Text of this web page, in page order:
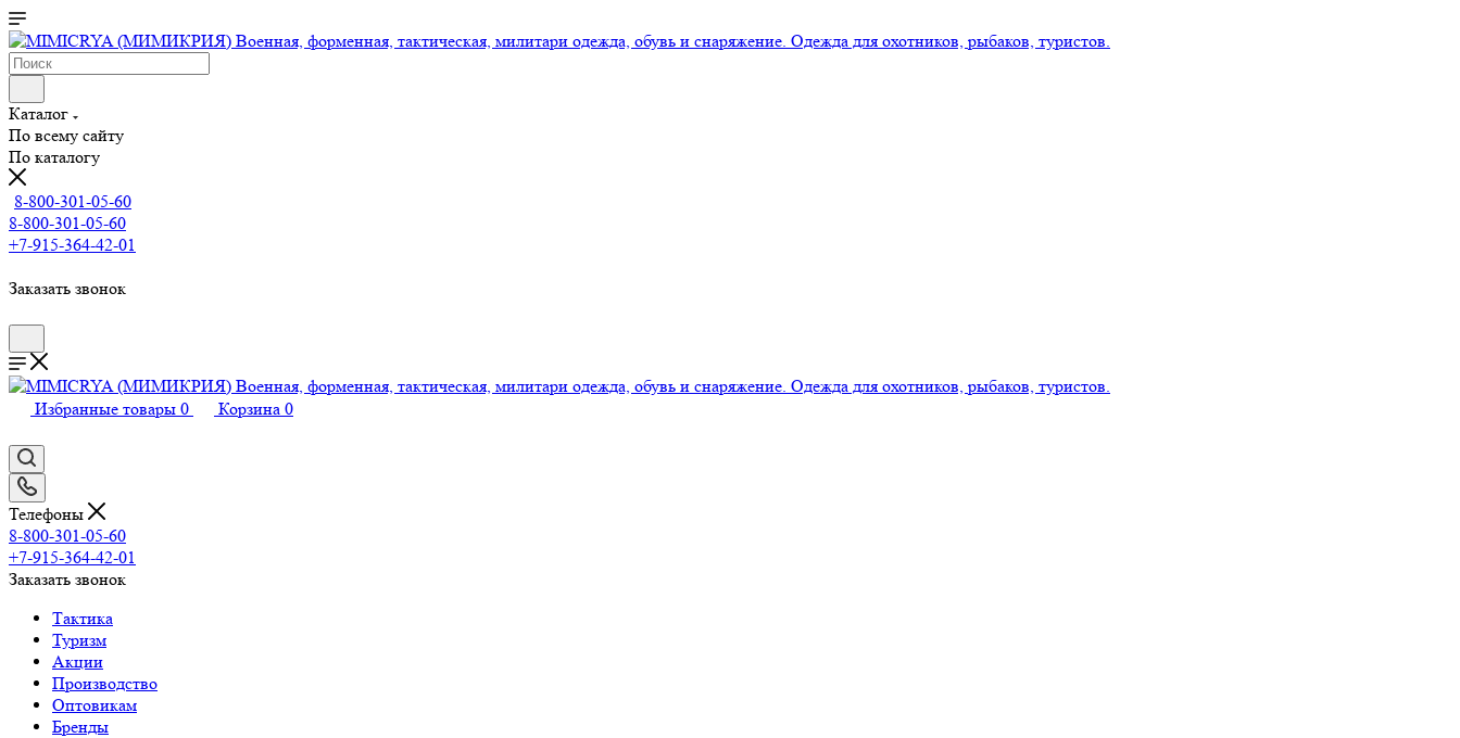
Каталог
По всему сайту
По каталогу
8-800-301-05-60
8-800-301-05-60
+7-915-364-42-01
Заказать звонок
Избранные товары 0 Корзина 0
Телефоны
8-800-301-05-60
+7-915-364-42-01
Заказать звонок
Тактика
Туризм
Акции
Производство
Оптовикам
Бренды